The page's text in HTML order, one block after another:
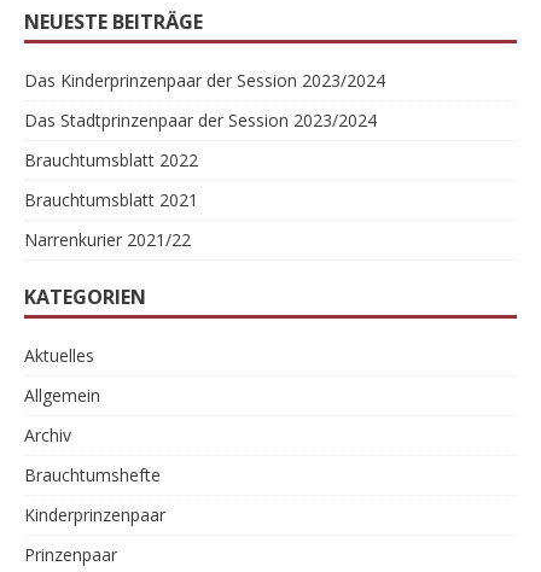
NEUESTE BEITRÄGE
Das Kinderprinzenpaar der Session 2023/2024
Das Stadtprinzenpaar der Session 2023/2024
Brauchtumsblatt 2022
Brauchtumsblatt 2021
Narrenkurier 2021/22
KATEGORIEN
Aktuelles
Allgemein
Archiv
Brauchtumshefte
Kinderprinzenpaar
Prinzenpaar